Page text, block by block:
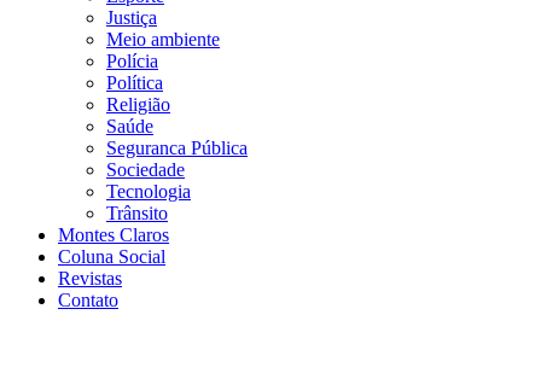
Justiça
Meio ambiente
Polícia
Política
Religião
Saúde
Seguranca Pública
Sociedade
Tecnologia
Trânsito
Montes Claros
Coluna Social
Revistas
Contato